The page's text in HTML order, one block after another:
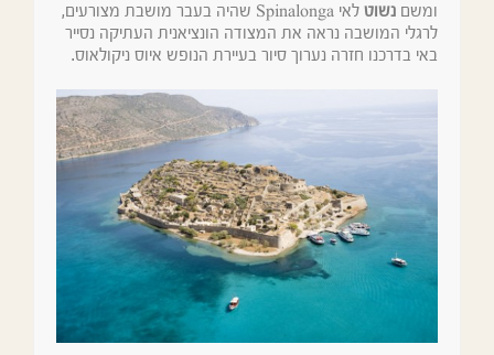
ומשם נשוט
לאי Spinalonga שהיה בעבר מושבת מצורעים,
לרגלי המושבה נראה את המצודה הונציאנית העתיקה נסייר
באי בדרכנו חזרה נערוך סיור בעיירת הנופש איוס ניקולאוס.